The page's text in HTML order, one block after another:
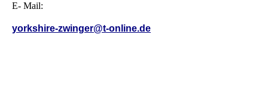
E- Mail:
yorkshire-zwinger@t-online.de